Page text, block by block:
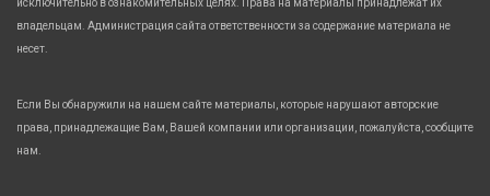
владельцам. Администрация сайта ответственности за содержание материала не
несет.
Если Вы обнаружили на нашем сайте материалы, которые нарушают авторские
права, принадлежащие Вам, Вашей компании или организации, пожалуйста, сообщите
нам.